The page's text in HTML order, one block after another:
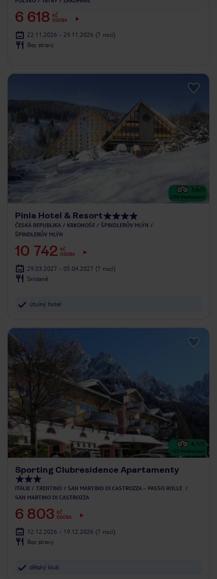
6 618
KČ
OSOBA
22.11.2026 - 29.11.2026 (7 nocí)
Bez stravy
3.6/5
256 hodnocení
Pinia Hotel & Resort
ČESKÁ REPUBLIKA KRKONOŠE
ŠPINDLERŮV MLÝN
ŠPINDLERŮV MLÝN
10 742 KČ
OSOBA
29.03.2027 - 05.04.2027 (7 nocí)
Snídaně
útulný hotel
4.7/5
152 hodnocení
Sporting Clubresidence Apartamenty
ITÁLIE TRENTINO
SAN MARTINO DI CASTROZZA – PASSO ROLLE
SAN MARTINO DI CASTROZZA
6 803
KČ
OSOBA
12.12.2026 - 19.12.2026 (7 nocí)
Bez stravy
dětský klub